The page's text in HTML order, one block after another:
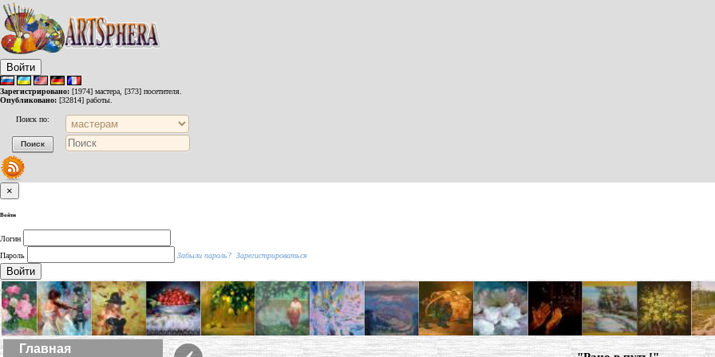
Войти
Зарегистрировано: [1974] мастера, [373] посетителя.
Опубликовано: [32814] работы.
Поиск по:
×
Войти
Логин
Пароль
Забыли пароль? Зарегистрироваться
Войти
Главная